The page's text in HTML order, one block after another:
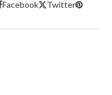
Facebook
Twitter